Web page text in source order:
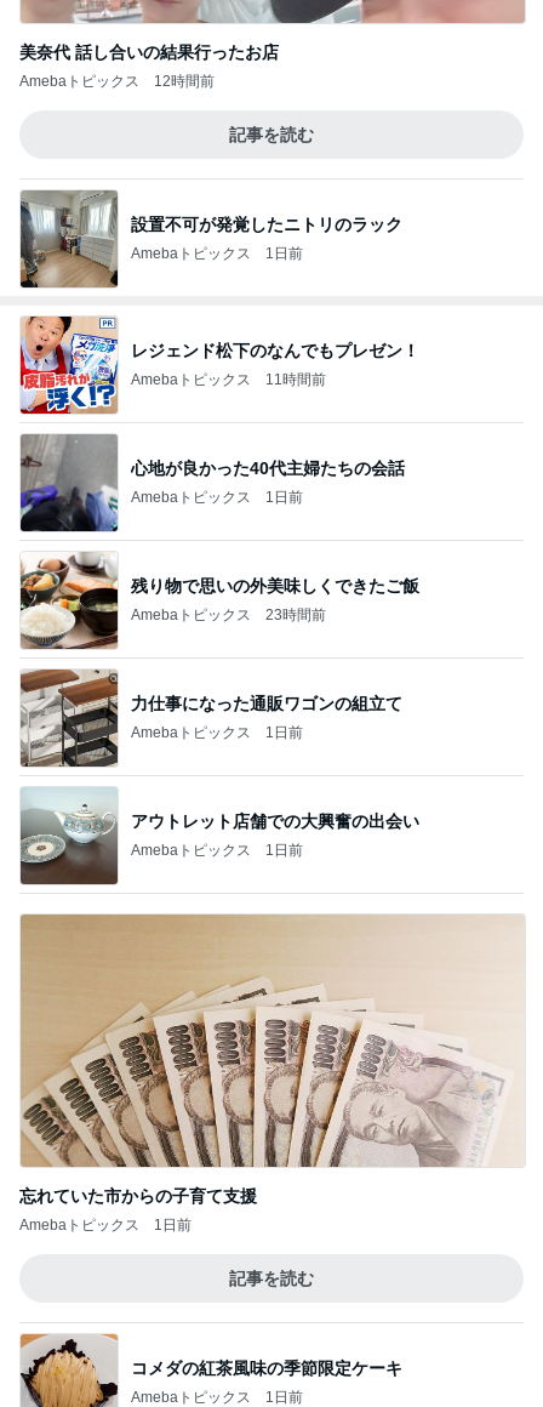
美奈代 話し合いの結果行ったお店
Amebaトピックス 12時間前
記事を読む
設置不可が発覚したニトリのラック
Amebaトピックス 1日前
レジェンド松下のなんでもプレゼン！
Amebaトピックス 11時間前
心地が良かった40代主婦たちの会話
Amebaトピックス 1日前
残り物で思いの外美味しくできたご飯
Amebaトピックス 23時間前
力仕事になった通販ワゴンの組立て
Amebaトピックス 1日前
アウトレット店舗での大興奮の出会い
Amebaトピックス 1日前
忘れていた市からの子育て支援
Amebaトピックス 1日前
記事を読む
コメダの紅茶風味の季節限定ケーキ
Amebaトピックス 1日前